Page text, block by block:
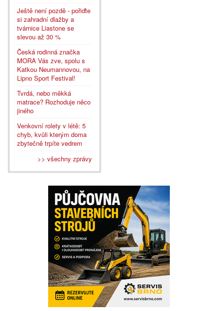
Ještě není pozdě - pořiďte
si zahradní dlažby a
tvárnice Liastone se
slevou až 30 %
Česká rodinná značka
MORA Vás zve, spolu s
Katkou Neumannovou, na
Lipno Sport Festival!
Tvrdá, nebo měkká
matrace? Rozhoduje něco
jiného
Venkovní rolety v létě: 5
chyb, kvůli kterým doma
zbytečně trpíte vedrem
>> všechny zprávy